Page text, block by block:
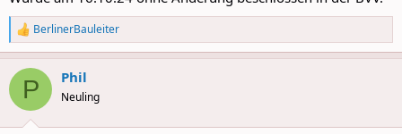
R
e
a
c
i
BerlinerBauleiter
P Phil
Neuling